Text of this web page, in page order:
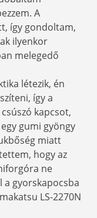
A
így gondoltam,
ilyenkor
melegedő
létezik, én
így a
kapcsot,
gumi gyöngy
miatt
hogy az
ne
a gyorskapocsba
LS-2270N